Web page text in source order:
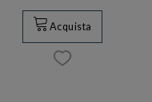
Acquista